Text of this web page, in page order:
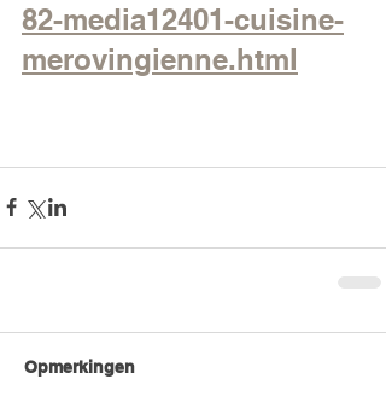
82-media12401-cuisine-
merovingienne.html
Opmerkingen